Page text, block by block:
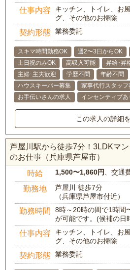
仕事内容
キッチン、トイレ、お
グ、その他のお掃除
契約形態 業務委託
スキマ時間勤務OK 週2〜3日からOK
土日祝のみOK
高収入可能 昇給･昇
主婦･主夫歓迎
学歴不問 年齢不問
ハウスキーパー募集
家事代行スタッフ
お手伝いさんの求人
インセンティブあ
この求人の詳細
芦屋川駅から徒歩7分！3LDKマ
のお仕事（兵庫県芦屋市）
時給 1,500〜1,860円 、交通
勤務地
芦屋川 徒歩7分
（兵庫県芦屋市付近）
勤務時間
8時～20時の間で1時間
が可能です。(候補の日
仕事内容
キッチン、トイレ、お
グ、その他のお掃除
契約形態 業務委託